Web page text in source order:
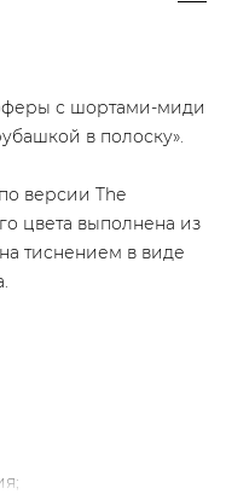
с шортами-миди
в полоску».
версии The
цвета выполнена из
тиснением в виде